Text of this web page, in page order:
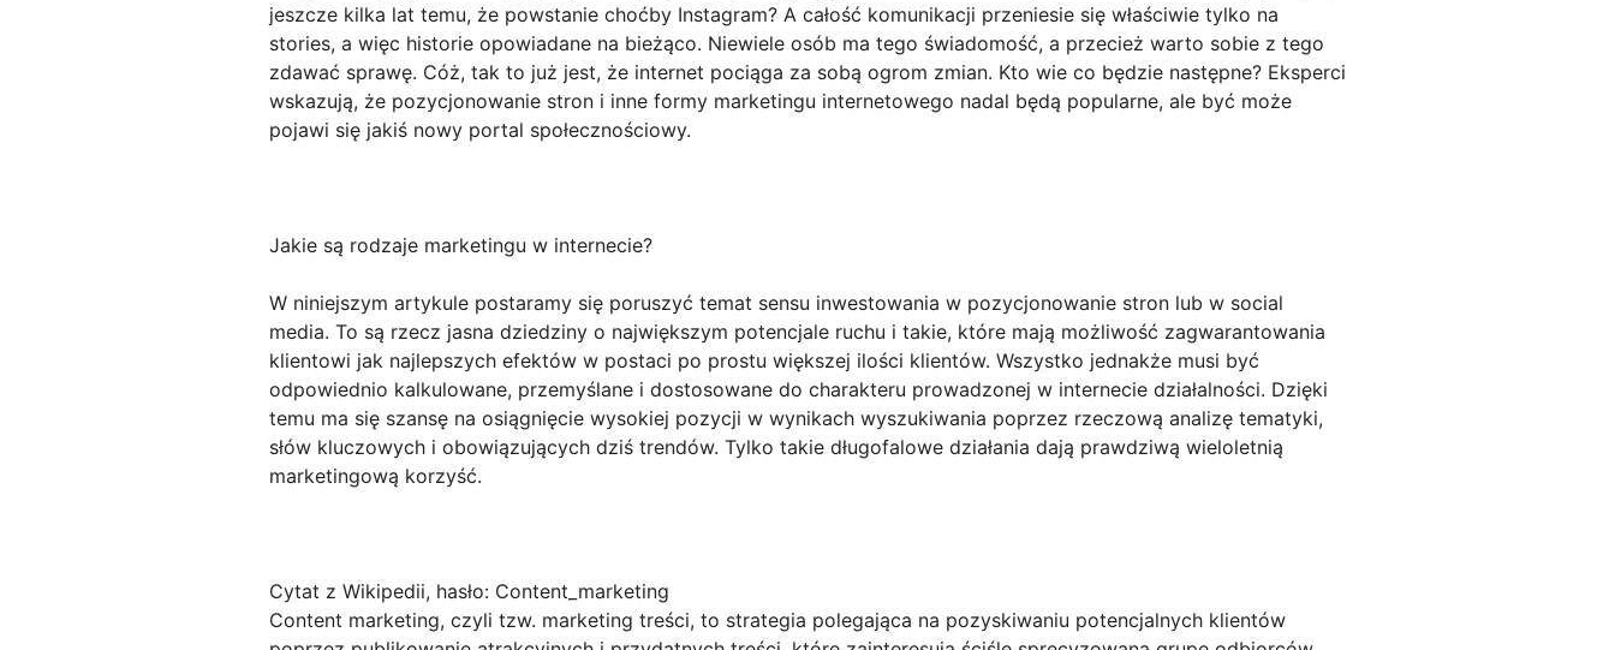
jeszcze kilka lat temu, że powstanie choćby Instagram? A całość komunikacji przeniesie się właściwie tylko na
stories, a więc historie opowiadane na bieżąco. Niewiele osób ma tego świadomość, a przecież warto sobie z tego
zdawać sprawę. Cóż, tak to już jest, że internet pociąga za sobą ogrom zmian. Kto wie co będzie następne? Eksperci
wskazują, że pozycjonowanie stron i inne formy marketingu internetowego nadal będą popularne, ale być może
pojawi się jakiś nowy portal społecznościowy.
Jakie są rodzaje marketingu w internecie?
W niniejszym artykule postaramy się poruszyć temat sensu inwestowania w pozycjonowanie stron lub w social
media. To są rzecz jasna dziedziny o największym potencjale ruchu i takie, które mają możliwość zagwarantowania
klientowi jak najlepszych efektów w postaci po prostu większej ilości klientów. Wszystko jednakże musi być
odpowiednio kalkulowane, przemyślane i dostosowane do charakteru prowadzonej w internecie działalności. Dzięki
temu ma się szansę na osiągnięcie wysokiej pozycji w wynikach wyszukiwania poprzez rzeczową analizę tematyki,
słów kluczowych i obowiązujących dziś trendów. Tylko takie długofalowe działania dają prawdziwą wieloletnią
marketingową korzyść.
Cytat z Wikipedii, hasło: Content_marketing
Content marketing, czyli tzw. marketing treści, to strategia polegająca na pozyskiwaniu potencjalnych klientów